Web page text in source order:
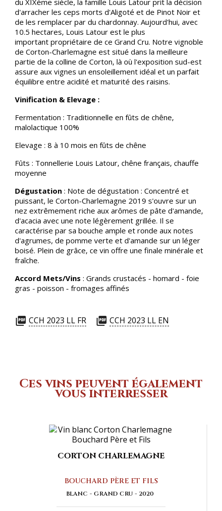
d'arracher les ceps morts d'Aligoté et de Pinot Noir et
de les remplacer par du chardonnay. Aujourd'hui, avec
10.5 hectares, Louis Latour est le plus
important propriétaire de ce Grand Cru. Notre vignoble
de Corton-Charlemagne est situé dans la meilleure
partie de la colline de Corton, là où l'exposition sud-est
assure aux vignes un ensoleillement idéal et un parfait
équilibre entre acidité et maturité des raisins.
Vinification & Elevage :
Fermentation : Traditionnelle en fûts de chêne,
malolactique 100%
Elevage : 8 à 10 mois en fûts de chêne
Fûts : Tonnellerie Louis Latour, chêne français, chauffe
moyenne
Dégustation : Note de dégustation : Concentré et
puissant, le Corton-Charlemagne 2019 s'ouvre sur un
nez extrêmement riche aux arômes de pâte d'amande,
d'acacia avec une note légèrement grillée. Il se
caractérise par sa bouche ample et ronde aux notes
d'agrumes, de pomme verte et d'amande sur un léger
boisé. Plein de grâce, ce vin offre une finale minérale et
fraîche.
Accord Mets/Vins : Grands crustacés - homard - foie
gras - poisson - fromages affinés
picture_as_pdf CCH 2023 LL FR picture_as_pdf CCH 2023 LL EN
Ces vins peuvent également
vous interresser
CORTON CHARLEMAGNE
BOUCHARD PÈRE ET FILS
BLANC GRAND CRU 2020